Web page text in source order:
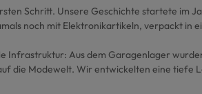
Schritt. Unsere Geschichte startete im
noch mit Elektronikartikeln, verpackt in
Infrastruktur: Aus dem Garagenlager
die Modewelt. Wir entwickelten eine tiefe